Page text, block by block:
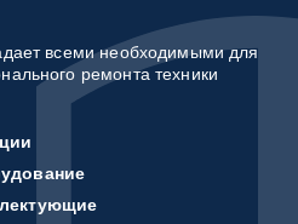
всеми необходимыми для
ремонта техники